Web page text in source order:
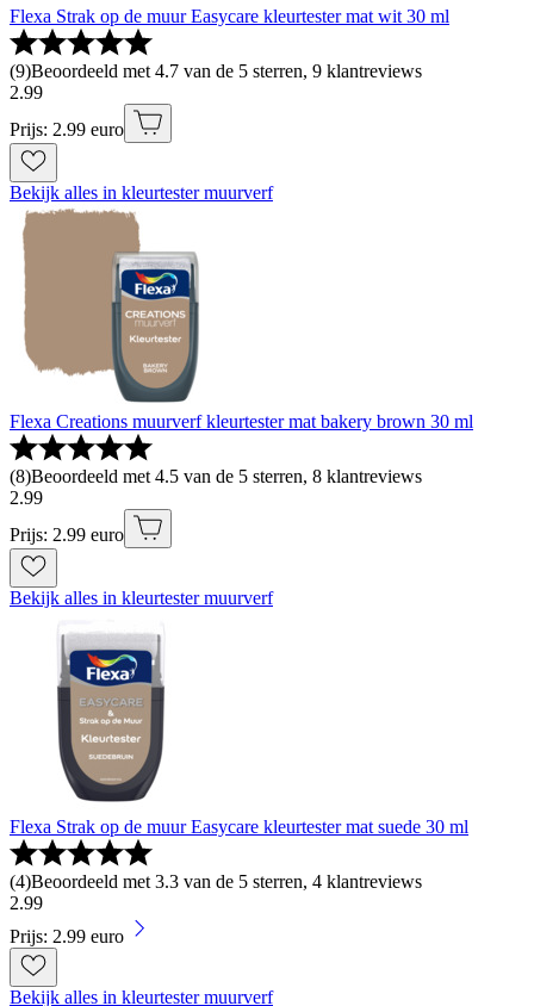
Flexa Strak op de muur Easycare kleurtester mat wit 30 ml
(9)Beoordeeld met 4.7 van de 5 sterren, 9 klantreviews
2.99
Prijs: 2.99 euro
Bekijk alles in kleurtester muurverf
Flexa Creations muurverf kleurtester mat bakery brown 30 ml
(8)Beoordeeld met 4.5 van de 5 sterren, 8 klantreviews
2.99
Prijs: 2.99 euro
Bekijk alles in kleurtester muurverf
Flexa Strak op de muur Easycare kleurtester mat suede 30 ml
(4)Beoordeeld met 3.3 van de 5 sterren, 4 klantreviews
2.99
Prijs: 2.99 euro
Bekijk alles in kleurtester muurverf